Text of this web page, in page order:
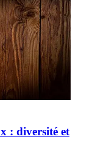
: diversité et